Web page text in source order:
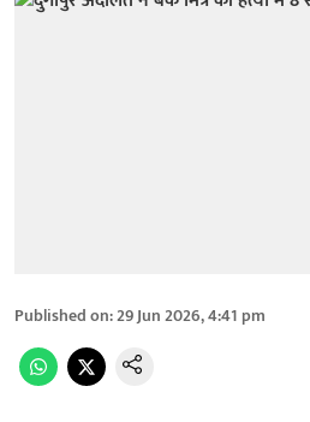
Published on:29 Jun 2026, 4:41 pm